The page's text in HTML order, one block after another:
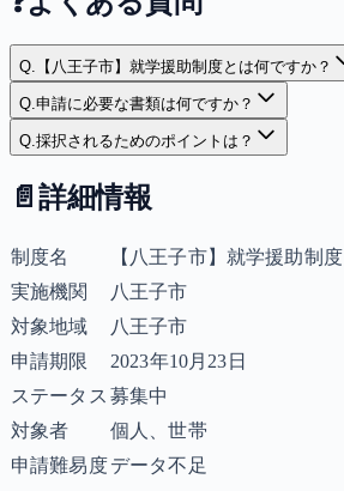
Q. 【八王子市】就学援助制度とは何ですか？
Q.申請に必要な書類は何ですか？
Q.採択されるためのポイントは？
📄 詳細情報
制度名
【八王子市】就学援助制度
実施機関
八王子市
対象地域
八王子市
申請期限
2023年10月23日
ステータス 募集中
対象者
個人、世帯
申請難易度データ不足